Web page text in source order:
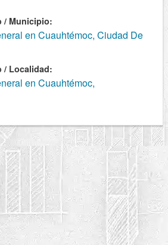
/ Municipio:
en Cuauhtémoc, Ciudad De
/ Localidad:
en Cuauhtémoc,